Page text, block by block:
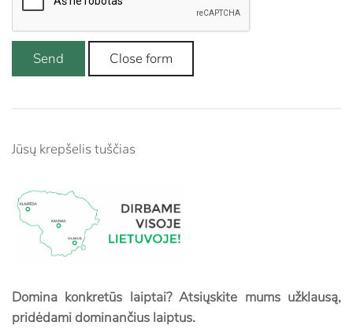
Send Close form
Jūsų krepšelis tuščias
Domina konkretūs laiptai? Atsiųskite mums užklausą,
pridėdami dominančius laiptus.